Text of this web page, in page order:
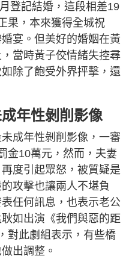
登記結婚，這段相差19
果，本來獲得全城祝
宴。但美好的婚姻在黃
當時黃子佼情緒失控尋
除了飽受外界抨擊，還
年性剝削影像
成年性剝削影像，一審
金10萬元，然而，夫妻
度引起眾怒，被質疑是
攻擊也讓兩人不堪負
任何訊息，也表示老公
如出演《我們與惡的距
對此劇組表示，有些橋
出調整。